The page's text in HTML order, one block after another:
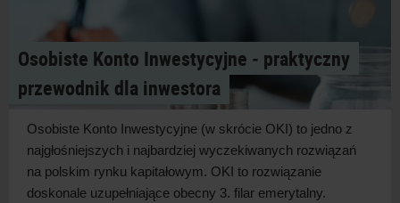
Osobiste Konto Inwestycyjne ‑ praktyczny
przewodnik dla inwestora
Osobiste Konto Inwestycyjne (w skrócie OKI) to jedno z
najgłośniejszych i najbardziej wyczekiwanych rozwiązań
na polskim rynku kapitałowym. OKI to rozwiązanie
doskonale uzupełniające obecny 3. filar emerytalny.